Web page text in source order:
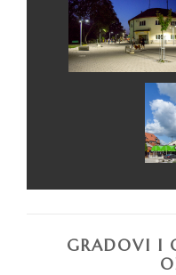
GRADOVI I